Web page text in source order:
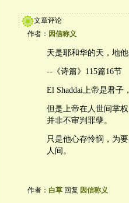
文章评论
作者： 因信称义
天是耶和华的天，地他
--《诗篇》115篇16节
El Shaddai上帝是君子
但是上帝在人世间掌
并非不审判罪孽。
只是他心存怜悯，为
人间。
作者： 白草回复 因信称义